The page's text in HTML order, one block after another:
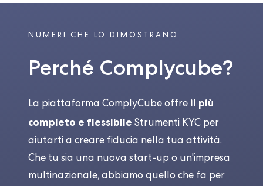
NUMERI CHE LO DIMOSTRANO
Perché Complycube?
La piattaforma ComplyCube offre il più
completo e flessibile Strumenti KYC per
aiutarti a creare fiducia nella tua attività.
Che tu sia una nuova start-up o un'impresa
multinazionale, abbiamo quello che fa per